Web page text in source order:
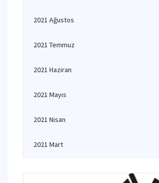
2021 Ağustos
2021 Temmuz
2021 Haziran
2021 Mayıs
2021 Nisan
2021 Mart